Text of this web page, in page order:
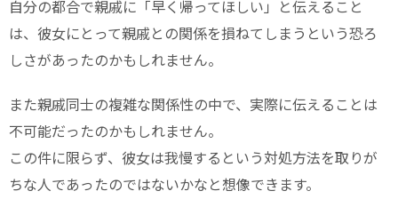
自分の都合で親戚に「早く帰ってほしい」と伝えること
は、彼女にとって親戚との関係を損ねてしまうという恐ろ
しさがあったのかもしれません。
また親戚同士の複雑な関係性の中で、実際に伝えることは
不可能だったのかもしれません。
この件に限らず、彼女は我慢するという対処方法を取りが
ちな人であったのではないかなと想像できます。